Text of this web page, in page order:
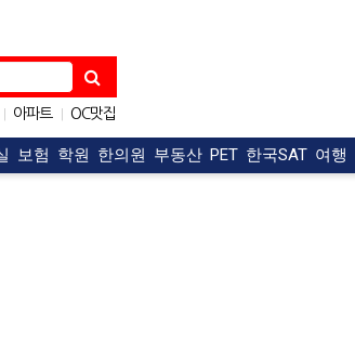
아파트 OC맛집
차
보험 학원 한의원 부동산 PET 한국SAT 여행